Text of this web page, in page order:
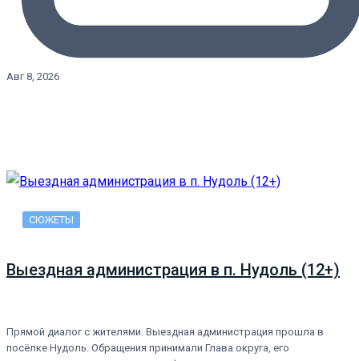
Авг 8, 2026
СЮЖЕТЫ
Выездная администрация в п. Нудоль (12+)
Прямой диалог с жителями. Выездная администрация прошла в
посёлке Нудоль. Обращения принимали Глава округа, его